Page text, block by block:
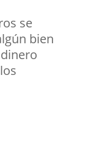
se
bien